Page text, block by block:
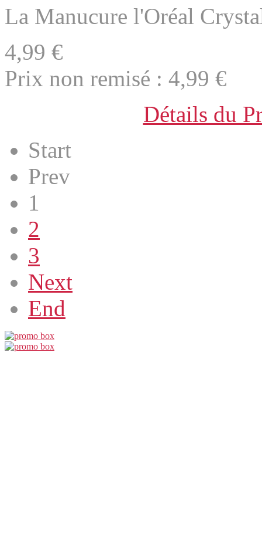
La Manucure l'Oréal
4,99 €
Prix non remisé : 4,99 €
Détails du
Start
Prev
1
2
3
Next
End